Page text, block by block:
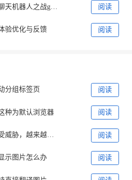
第二名的逆袭，智能聊天机器人之战google必将败于微软 阅读
验优化与反馈 阅读
分组标签页 阅读
种为默认浏览器 阅读
谷歌浏览器主导地位受威胁，越来越多用户选择bing 阅读
示图片怎么办 阅读